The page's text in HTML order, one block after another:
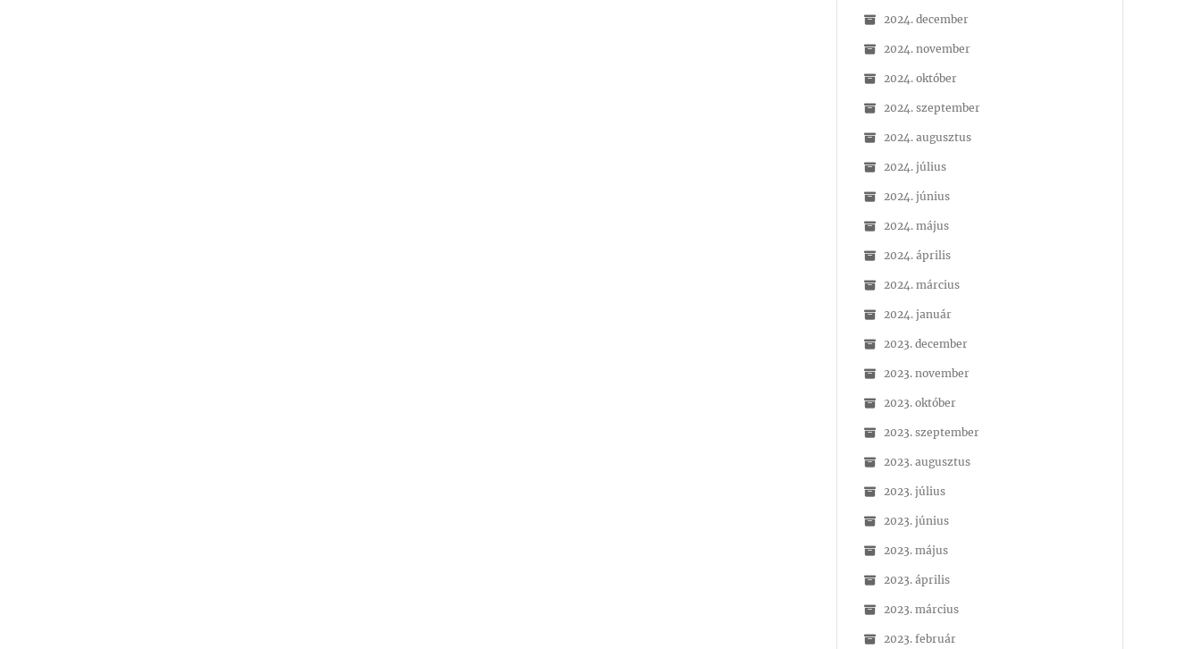
2024. december
2024. november
2024. október
2024. szeptember
2024. augusztus
2024. július
2024. június
2024. május
2024. április
2024. március
2024. január
2023. december
2023. november
2023. október
2023. szeptember
2023. augusztus
2023. július
2023. június
2023. május
2023. április
2023. március
2023. február